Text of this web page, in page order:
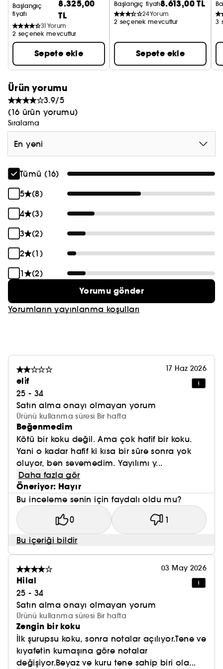
L'INTERDIT'NİN BÜYÜSÜ
Givenchy, sizi “yasak olanın ötesine” davet ediyor.
Her zamankinden daha sofistike, daha değerli ve
daha görkemli bir yorumuyla L'Interdit, şimdiye
kadarki en arzu edilen haline kavuşuyor.
Başlangıç
fiyatı
8.325,00
TL
31 Yorum
2 seçenek mevcuttur
Sepete ekle
Başlangıç fiyatı8.613,00 TL
24Yorum
2 seçenek mevcuttur
Sepete ekle
3
Ürün yorumu
3.9/5
(16 ürün yorumu)
Sıralama
En yeni
Tümü (16)
5
(8)
4
(3)
3
(2)
2
(1)
1
(2)
Yorumu gönder
Yorumların yayınlanma koşulları
17 Haz 2026
eli̇f
25 - 34
Satın alma onayı olmayan yorum
Ürünü kullanma süresi Bir hafta
Beğenmedim
Kötü bir koku değil. Ama çok hafif bir koku.
Yani o kadar hafif ki kısa bir süre sonra yok
oluyor, ben sevemedim. Yayılımı y...
Daha fazla gör
Öneriyor: Hayır
Bu inceleme senin için faydalı oldu mu?
0 1
Bu içeriği bildir
03 May 2026
Hilal
25 - 34
Satın alma onayı olmayan yorum
Ürünü kullanma süresi Bir hafta
Zengin bir koku
İlk şurupsu koku, sonra notalar açılıyor.Tene ve
kıyafetin kumaşına göre notalar
değişiyor.Beyaz ve kuru tene sahip biri ola...